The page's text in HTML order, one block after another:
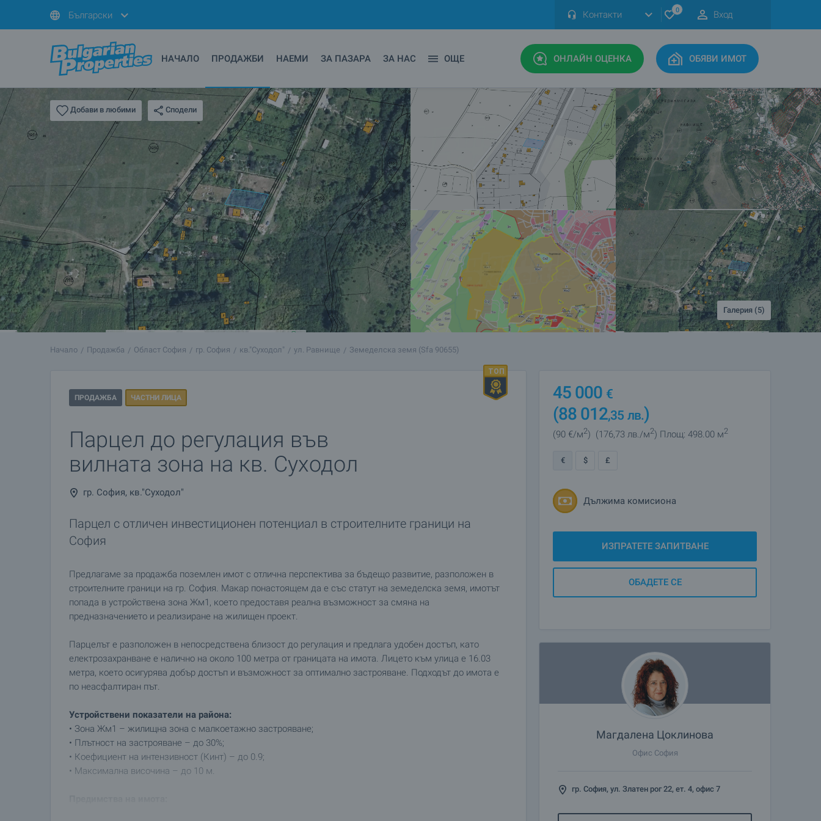
Български Контакти 0 Вход
НАЧАЛО ПРОДАЖБИ НАЕМИ ЗА ПАЗАРА ЗА НАС ОЩЕ ОНЛАЙН ОЦЕНКА ОБЯВИ ИМОТ
Добави в любими Сподели
Галерия (5)
Начало Продажба Област София гр. София кв."Суходол" ул. Равнище Земеделска земя (Sfa 90655)
ПРОДАЖБА ЧАСТНИ ЛИЦА
Парцел до регулация във
вилната зона на кв. Суходол
гр. София, кв."Суходол"
Парцел с отличен инвестиционен потенциал в строителните граници на
София
Предлагаме за продажба поземлен имот с отлична перспектива за бъдещо развитие, разположен в
строителните граници на гр. София. Макар понастоящем да е със статут на земеделска земя, имотът
попада в устройствена зона Жм1, което предоставя реална възможност за смяна на
предназначението и реализиране на жилищен проект.
Парцелът е разположен в непосредствена близост до регулация и предлага удобен достъп, като
електрозахранване е налично на около 100 метра от границата на имота. Лицето към улица е 16.03
метра, което осигурява добър достъп и възможност за оптимално застрояване. Подходът до имота е
по неасфалтиран път.
Устройствени показатели на района:
• Зона Жм1 – жилищна зона с малкоетажно застрояване;
• Плътност на застрояване – до 30%;
• Коефициент на интензивност (Кинт) – до 0.9;
• Максимална височина – до 10 м.
45 000 €
(88 012,35 лв.)
(90 €/м2) (176,73 лв./м2) Площ: 498.00 м2
€ $ £
Дължима комисиона
ИЗПРАТЕТЕ ЗАПИТВАНЕ
ОБАДЕТЕ СЕ
Магдалена Цоклинова
Офис София
гр. София, ул. Златен рог 22, ет. 4, офис 7